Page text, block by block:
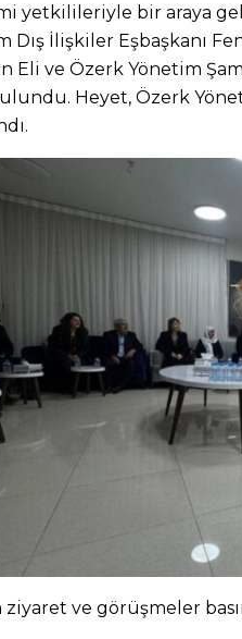
yetkilileriyle bir araya
Dış İlişkiler Eşbaşkanı
Eli ve Özerk Yönetim
Heyet, Özerk
ziyaret ve görüşmeler